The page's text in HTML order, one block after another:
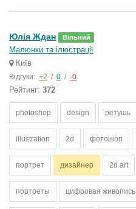
Юлія Ждан Вільний
Малюнки та ілюстрації
Київ
Відгуки: +2 / 0 / -0
Рейтинг: 372
photoshop design ретушь
illustration 2d фотошоп
портрет дизайнер 2d art
портреты цифровая живопись